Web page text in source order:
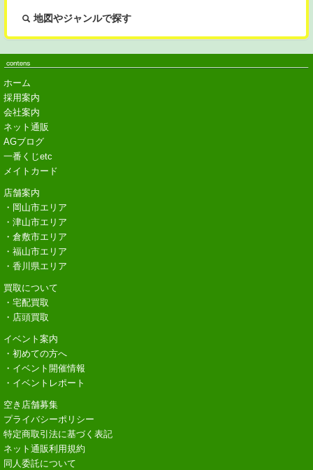
地図やジャンルで探す
ホーム
採用案内
会社案内
ネット通販
AGブログ
一番くじetc
メイトカード
店舗案内
・岡山市エリア
・津山市エリア
・倉敷市エリア
・福山市エリア
・香川県エリア
買取について
・宅配買取
・店頭買取
イベント案内
・初めての方へ
・イベント開催情報
・イベントレポート
空き店舗募集
プライバシーポリシー
特定商取引法に基づく表記
ネット通販利用規約
同人委託について